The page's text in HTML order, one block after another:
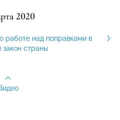
2020
работе над поправками в
закон страны